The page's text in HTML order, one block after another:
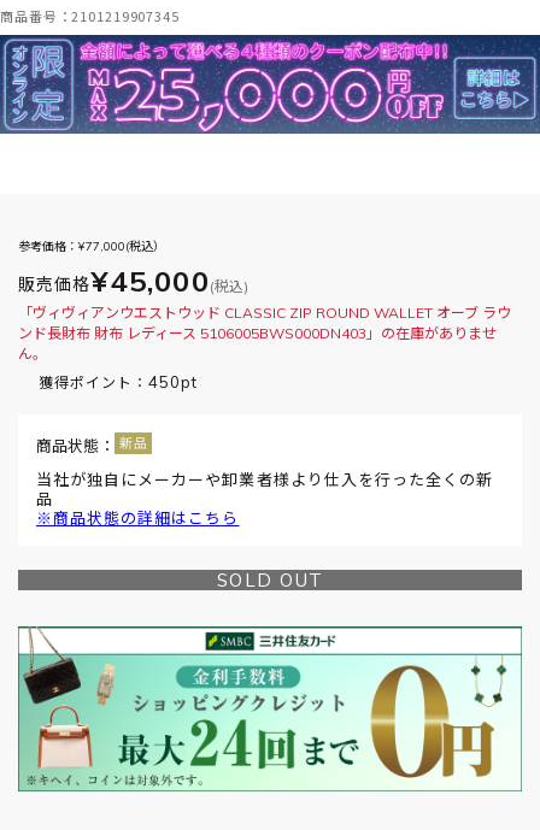
商品番号：2101219907345
参考価格：¥77,000(税込）
販売価格¥45,000 (税込)
「ヴィヴィアンウエストウッド CLASSIC ZIP ROUND WALLET オーブ ラウ
ンド長財布 財布 レディース 5106005BWS000DN403」の在庫がありませ
ん。
獲得ポイント： 450pt
商品状態：
当社が独自にメーカーや卸業者様より仕入を行った全くの新
品
※商品状態の詳細はこちら
SOLD OUT